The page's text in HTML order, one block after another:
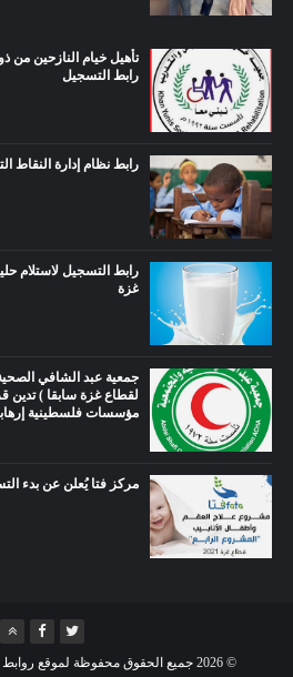
تأهيل خيام النازحين من
رابط التسجيل
رابط نظام إدارة النقاط
رابط التسجيل لاستلام
غزة
جمعية عبد الشافي الصحية
مؤسسات فلسطينية
مركز فتا يُعلن عن بدء
©
2026 جميع الحقوق محفوظة لموقع روابط